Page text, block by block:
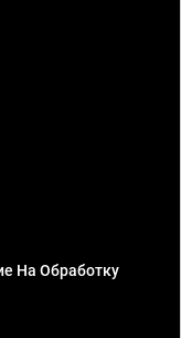
На Обработку